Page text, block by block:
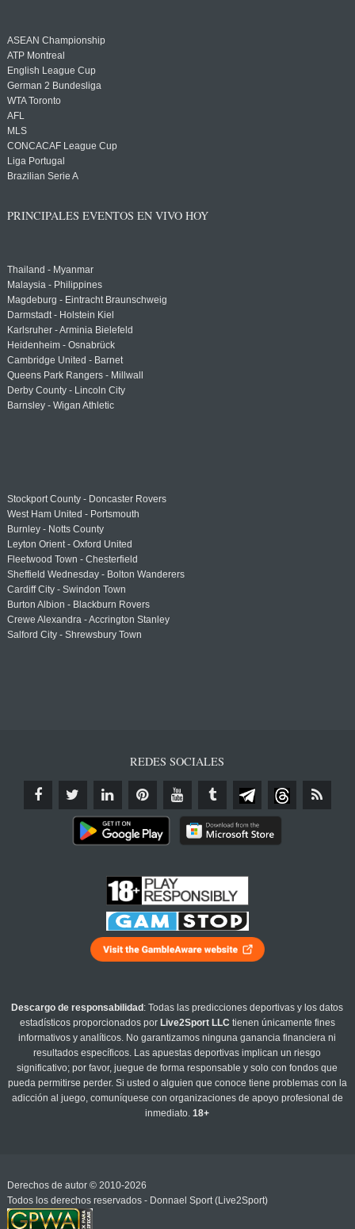
ASEAN Championship
ATP Montreal
English League Cup
German 2 Bundesliga
WTA Toronto
AFL
MLS
CONCACAF League Cup
Liga Portugal
Brazilian Serie A
PRINCIPALES EVENTOS EN VIVO HOY
Thailand - Myanmar
Malaysia - Philippines
Magdeburg - Eintracht Braunschweig
Darmstadt - Holstein Kiel
Karlsruher - Arminia Bielefeld
Heidenheim - Osnabrück
Cambridge United - Barnet
Queens Park Rangers - Millwall
Derby County - Lincoln City
Barnsley - Wigan Athletic
Stockport County - Doncaster Rovers
West Ham United - Portsmouth
Burnley - Notts County
Leyton Orient - Oxford United
Fleetwood Town - Chesterfield
Sheffield Wednesday - Bolton Wanderers
Cardiff City - Swindon Town
Burton Albion - Blackburn Rovers
Crewe Alexandra - Accrington Stanley
Salford City - Shrewsbury Town
REDES SOCIALES
Descargo de responsabilidad : Todas las predicciones deportivas y los datos
estadísticos proporcionados por Live2Sport LLC tienen únicamente fines
informativos y analíticos. No garantizamos ninguna ganancia financiera ni
resultados específicos. Las apuestas deportivas implican un riesgo
significativo; por favor, juegue de forma responsable y solo con fondos que
pueda permitirse perder. Si usted o alguien que conoce tiene problemas con la
adicción al juego, comuníquese con organizaciones de apoyo profesional de
inmediato.18+
Derechos de autor © 2010-2026
Todos los derechos reservados - Donnael Sport (Live2Sport)